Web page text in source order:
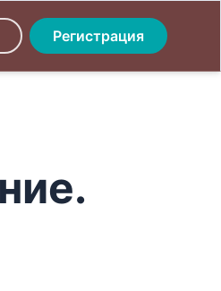
Регистрация